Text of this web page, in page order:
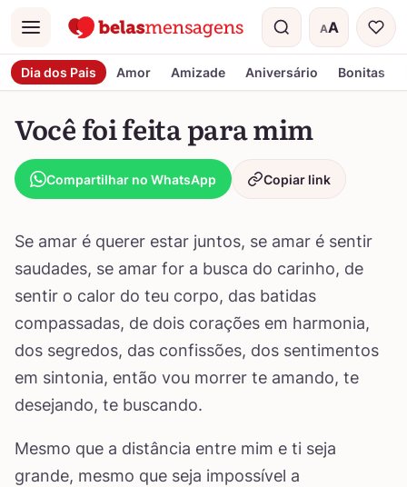
Menu AA
Tamanho do
Dia dos Pais Amor Amizade Aniversário Bonitas
Você foi feita para mim
Compartilhar no WhatsApp Copiar link
Se amar é querer estar juntos, se amar é sentir
saudades, se amar for a busca do carinho, de
sentir o calor do teu corpo, das batidas
compassadas, de dois corações em harmonia,
dos segredos, das confissões, dos sentimentos
em sintonia, então vou morrer te amando, te
desejando, te buscando.
Mesmo que a distância entre mim e ti seja
grande, mesmo que seja impossível a